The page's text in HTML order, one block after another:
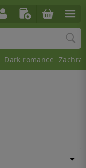
Dark romance